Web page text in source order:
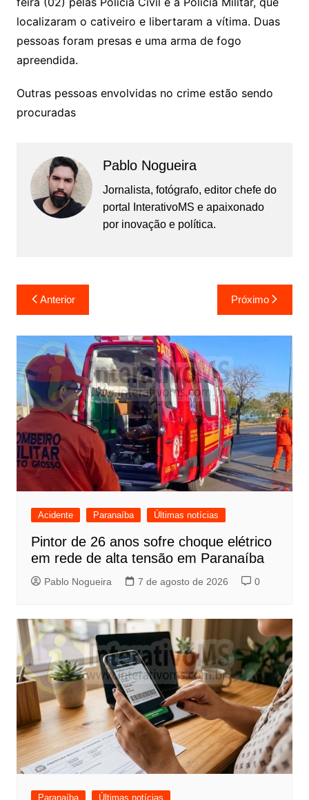
localizaram o cativeiro e libertaram a vítima. Duas
pessoas foram presas e uma arma de fogo
apreendida.
Outras pessoas envolvidas no crime estão sendo
procuradas
Pablo Nogueira
Jornalista, fotógrafo, editor chefe do
portal InterativoMS e apaixonado
por inovação e política.
Navegação
de
Post
Anterior Próximo
Acidente Paranaíba Últimas notícias
Pintor de 26 anos sofre choque elétrico
em rede de alta tensão em Paranaíba
Pablo Nogueira 7 de agosto de 2026 0
Paranaíba Últimas notícias